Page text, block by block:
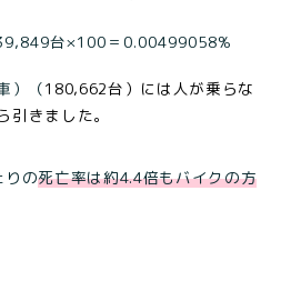
台×100＝0.00499058%
）（180,662台）には人が乗らな
引きました。
りの死亡率は約4.4倍もバイクの方